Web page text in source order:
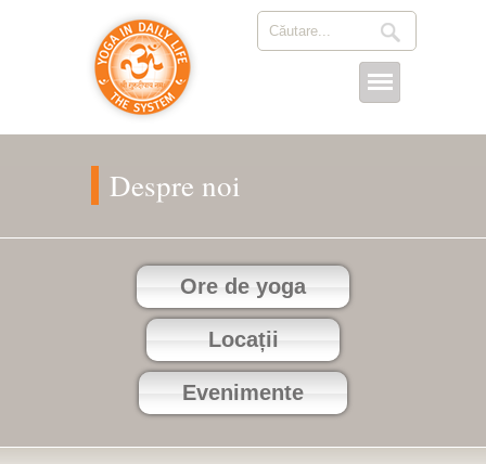
Despre noi
Ore de yoga
Locații
Evenimente